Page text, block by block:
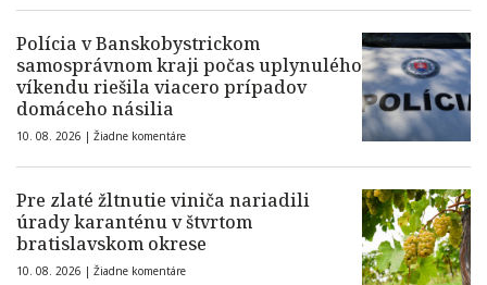
Polícia v Banskobystrickom
samosprávnom kraji počas uplynulého
víkendu riešila viacero prípadov
domáceho násilia
10. 08. 2026 | Žiadne komentáre
Pre zlaté žltnutie viniča nariadili
úrady karanténu v štvrtom
bratislavskom okrese
10. 08. 2026 | Žiadne komentáre